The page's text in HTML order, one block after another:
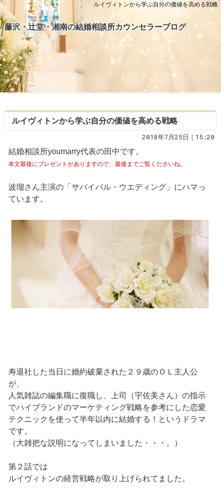
ルイヴィトンから学ぶ自分の価値を高める戦略
藤沢・辻堂・湘南の結婚相談所カウンセラーブログ
ルイヴィトンから学ぶ自分の価値を高める戦略
2018年7月25日｜15:20
結婚相談所youmarry代表の田中です。
本文最後にプレゼントがありますので、最後までご覧くださいね。
波瑠さん主演の「サバイバル・ウエディング」にハマっ
ています。
寿退社した当日に婚約破棄された２９歳のＯＬ主人公
が、
人気雑誌の編集職に復職し、上司（宇佐美さん）の指示
でハイブランドのマーケティング戦略を参考にした恋愛
テクニックを使って半年以内に結婚する！というドラマ
です。
（大雑把な説明になってしまいました・・・。）
第２話では
ルイヴィトンの経営戦略が取り上げられてました。